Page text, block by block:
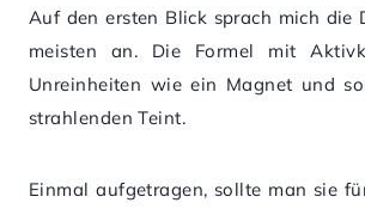
Auf den ersten Blick sprach mich die
meisten an. Die Formel mit
Unreinheiten wie ein Magnet und
strahlenden Teint.
Einmal aufgetragen, sollte man sie